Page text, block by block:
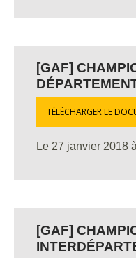
[GAF]
TÉLÉCHARGER LE
Le 27 janvier 2018
[GAF]